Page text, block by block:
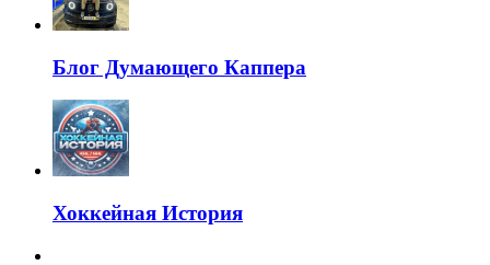
Блог Думающего Каппера
Хоккейная История